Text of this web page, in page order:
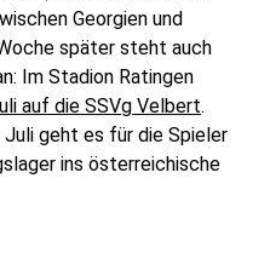
Georgien und
später steht auch
Im Stadion Ratingen
auf die SSVg Velbert.
geht es für die Spieler
ins österreichische